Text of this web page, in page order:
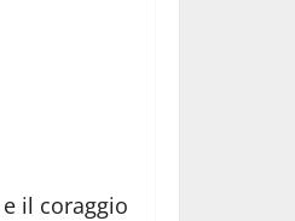
il coraggio